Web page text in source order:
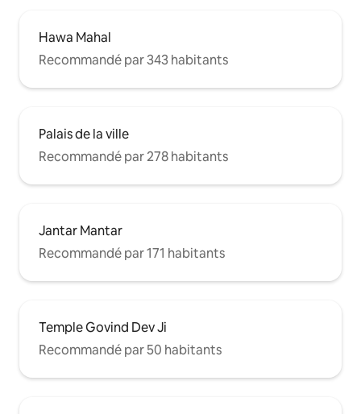
Hawa Mahal
Recommandé par 343 habitants
Palais de la ville
Recommandé par 278 habitants
Jantar Mantar
Recommandé par 171 habitants
Temple Govind Dev Ji
Recommandé par 50 habitants